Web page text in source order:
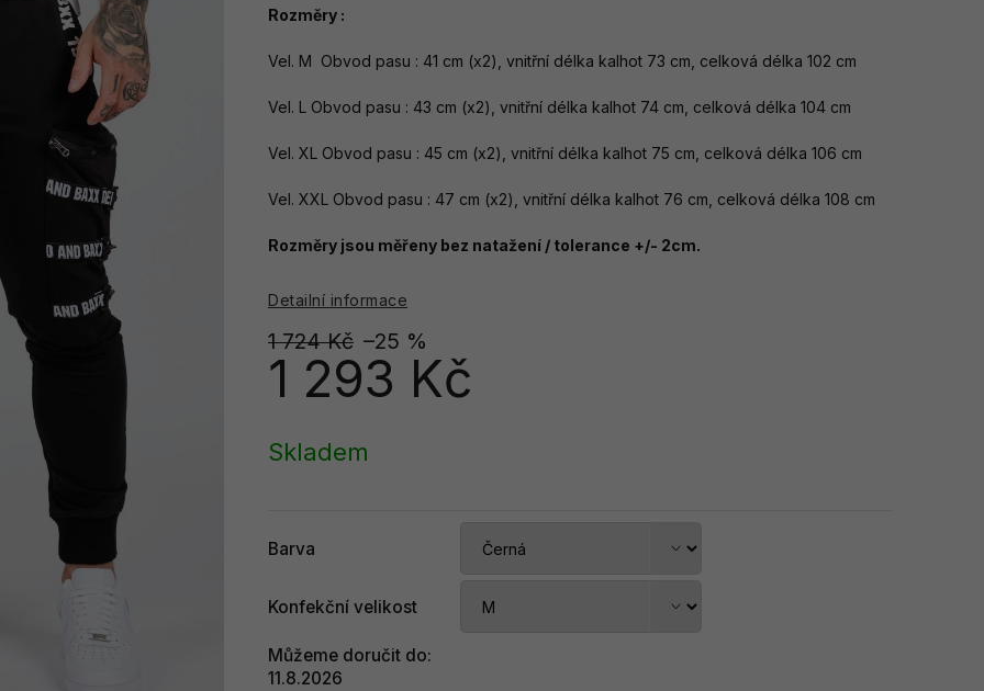
1 724 Kč –25 %
1 293 Kč
cena:
Skladem
Barva
Konfekční velikost
Můžeme doručit do:
11.8.2026
Rozměry :
Vel. M Obvod pasu : 41 cm (x2), vnitřní délka kalhot 73 cm, celková délka 102 cm
Vel. L Obvod pasu : 43 cm (x2), vnitřní délka kalhot 74 cm, celková délka 104 cm
Vel. XL Obvod pasu : 45 cm (x2), vnitřní délka kalhot 75 cm, celková délka 106 cm
Vel. XXL Obvod pasu : 47 cm (x2), vnitřní délka kalhot 76 cm, celková délka 108 cm
Rozměry jsou měřeny bez natažení / tolerance +/- 2cm.
Detailní informace